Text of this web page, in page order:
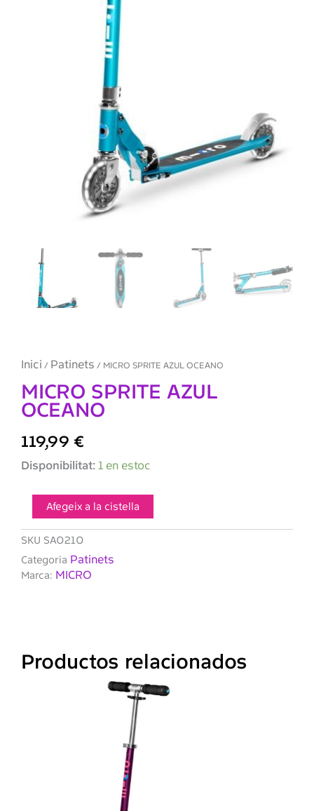
Inici / Patinets / MICRO SPRITE AZUL OCEANO
MICRO SPRITE AZUL
OCEANO
119,99 €
Disponibilitat: 1 en estoc
quantitat
SPRITE
AZUL
OCEANO
Afegeix a la cistella
SKU SA0210
Categoria Patinets
Marca: MICRO
Productos relacionados